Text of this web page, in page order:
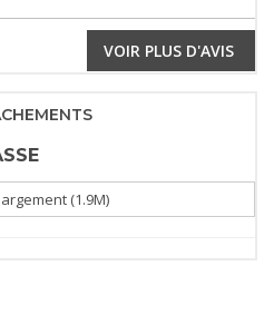
VOIR PLUS D'AVIS
(1.9M)